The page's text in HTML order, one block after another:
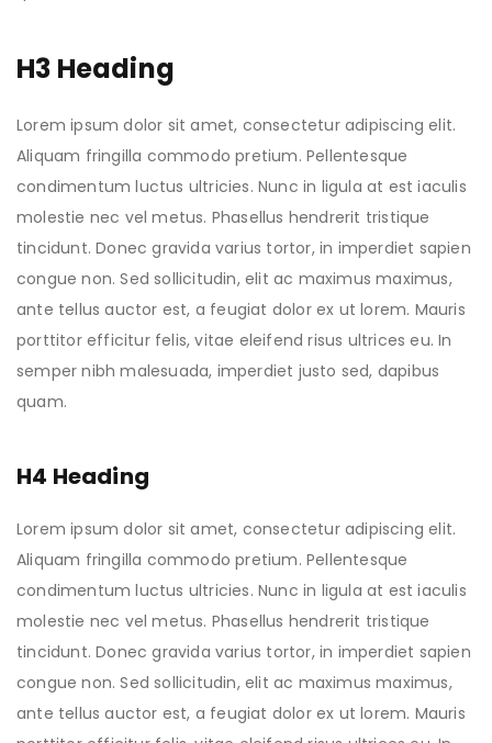
H3 Heading
Lorem ipsum dolor sit amet, consectetur adipiscing elit.
Aliquam fringilla commodo pretium. Pellentesque
condimentum luctus ultricies. Nunc in ligula at est iaculis
molestie nec vel metus. Phasellus hendrerit tristique
tincidunt. Donec gravida varius tortor, in imperdiet sapien
congue non. Sed sollicitudin, elit ac maximus maximus,
ante tellus auctor est, a feugiat dolor ex ut lorem. Mauris
porttitor efficitur felis, vitae eleifend risus ultrices eu. In
semper nibh malesuada, imperdiet justo sed, dapibus
quam.
H4 Heading
Lorem ipsum dolor sit amet, consectetur adipiscing elit.
Aliquam fringilla commodo pretium. Pellentesque
condimentum luctus ultricies. Nunc in ligula at est iaculis
molestie nec vel metus. Phasellus hendrerit tristique
tincidunt. Donec gravida varius tortor, in imperdiet sapien
congue non. Sed sollicitudin, elit ac maximus maximus,
ante tellus auctor est, a feugiat dolor ex ut lorem. Mauris